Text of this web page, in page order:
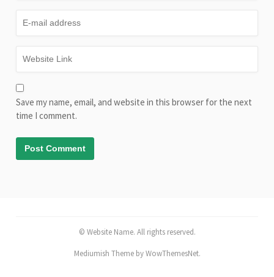
Save my name, email, and website in this browser for the next
time I comment.
© Website Name. All rights reserved.
Mediumish Theme by WowThemesNet.